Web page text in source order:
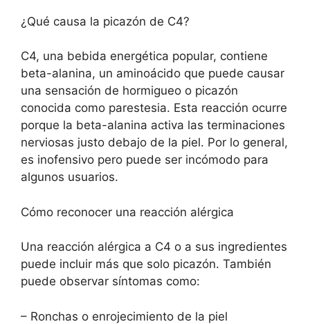
¿Qué causa la picazón de C4?
C4, una bebida energética popular, contiene
beta-alanina, un aminoácido que puede causar
una sensación de hormigueo o picazón
conocida como parestesia. Esta reacción ocurre
porque la beta-alanina activa las terminaciones
nerviosas justo debajo de la piel. Por lo general,
es inofensivo pero puede ser incómodo para
algunos usuarios.
Cómo reconocer una reacción alérgica
Una reacción alérgica a C4 o a sus ingredientes
puede incluir más que solo picazón. También
puede observar síntomas como:
– Ronchas o enrojecimiento de la piel